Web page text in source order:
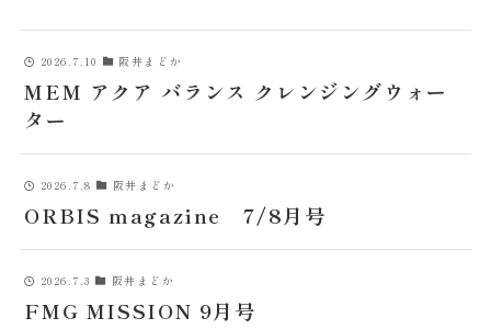
2026.7.10 阪井まどか
MEM アクア バランス クレンジングウォー
ター
2026.7.8 阪井まどか
ORBIS magazine 7/8月号
2026.7.3 阪井まどか
FMG MISSION 9月号